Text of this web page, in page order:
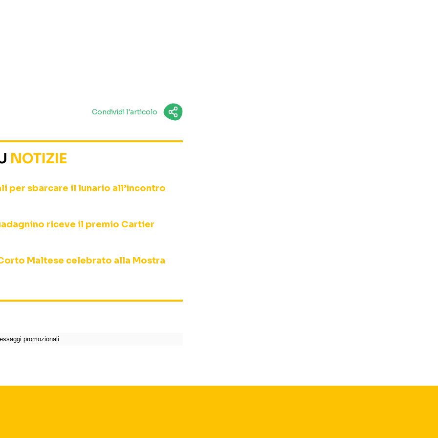
Condividi l'articolo
NOTIZIE
per sbarcare il lunario all’incontro
riceve il premio Cartier
Maltese celebrato alla Mostra